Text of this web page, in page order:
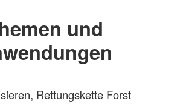
und
Rettungskette Forst